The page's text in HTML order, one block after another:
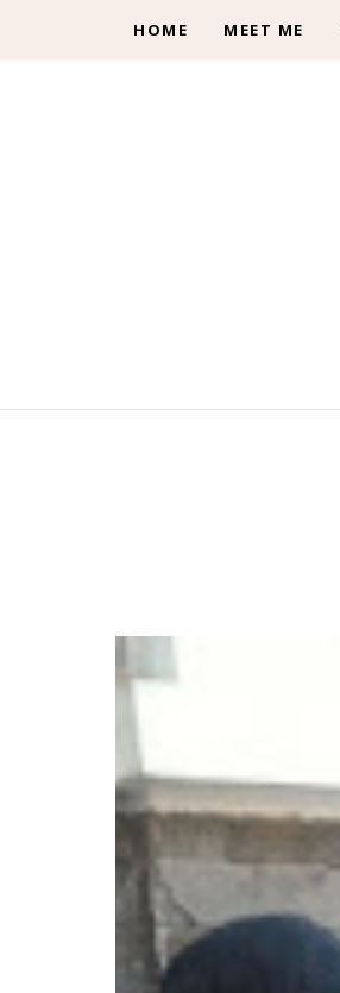
HOME MEET ME